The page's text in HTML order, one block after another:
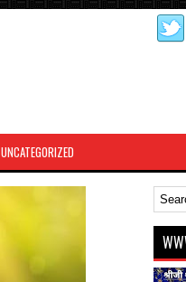
UNCATEGORIZED